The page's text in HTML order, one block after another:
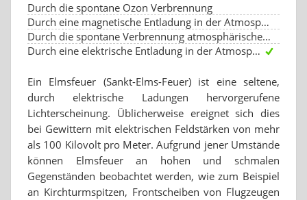
Durch die spontane Ozon Verbrennung
Durch eine magnetische Entladung in der Atmosphäre.
Durch die spontane Verbrennung atmosphärischer Moleküle.
Durch eine elektrische Entladung in der Atmosphäre.
Ein Elmsfeuer (Sankt-Elms-Feuer) ist eine seltene,
durch elektrische Ladungen hervorgerufene
Lichterscheinung. Üblicherweise ereignet sich dies
bei Gewittern mit elektrischen Feldstärken von mehr
als 100 Kilovolt pro Meter. Aufgrund jener Umstände
können Elmsfeuer an hohen und schmalen
Gegenständen beobachtet werden, wie zum Beispiel
an Kirchturmspitzen, Frontscheiben von Flugzeugen